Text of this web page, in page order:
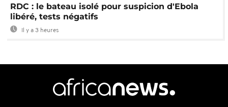
RDC : le bateau isolé pour suspicion d'Ebola
libéré, tests négatifs
Il y a 3 heures